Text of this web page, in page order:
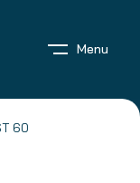
Menu
60